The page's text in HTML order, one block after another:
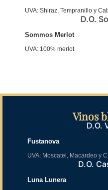
UVA: Shiraz, Tempranillo y
D.O.
Sommos Merlot
UVA: 100% merlot
Vinos
D.O.
Fustanova
UVA: Moscatel, Macardeo y
D.O.
Luna Lunera